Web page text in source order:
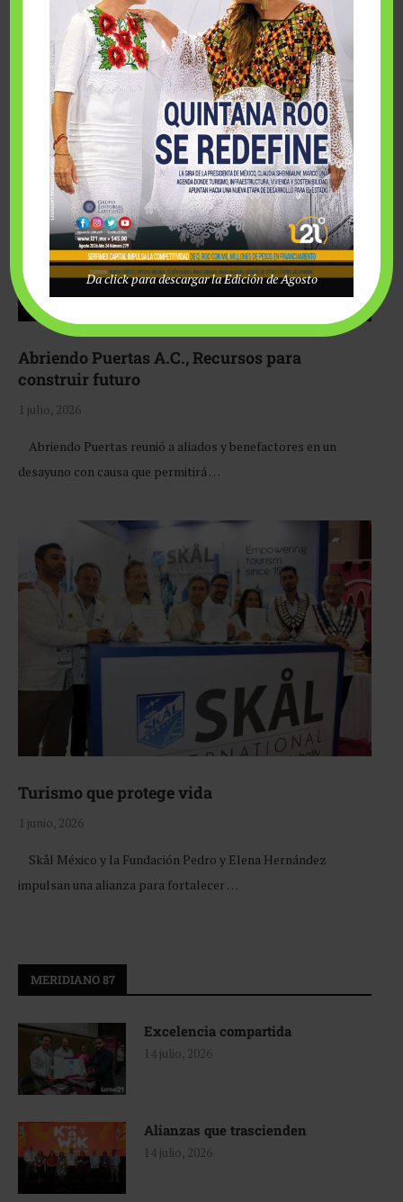
Fairmont Mayakoba y Make-A-Wish México unieron
esfuerzos para hacer realidad el deseo de una …
Abriendo Puertas A.C., Recursos para
construir futuro
1 julio, 2026
Abriendo Puertas reunió a aliados y benefactores en un
desayuno con causa que permitirá …
Turismo que protege vida
1 junio, 2026
Skål México y la Fundación Pedro y Elena Hernández
impulsan una alianza para fortalecer …
MERIDIANO 87
Excelencia compartida
14 julio, 2026
Alianzas que trascienden
14 julio, 2026
Da click para descargar la Edición de Agosto